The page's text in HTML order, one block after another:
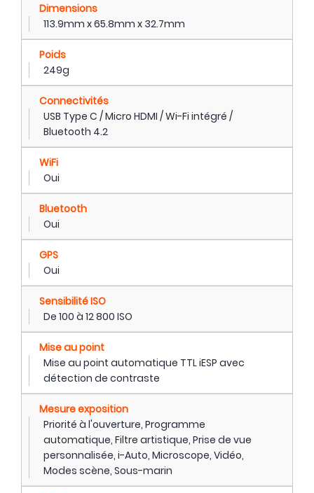
Dimensions
113.9mm x 65.8mm x 32.7mm
Poids
249g
Connectivités
USB Type C / Micro HDMI / Wi-Fi intégré /
Bluetooth 4.2
WiFi
Oui
Bluetooth
Oui
GPS
Oui
Sensibilité ISO
De 100 à 12 800 ISO
Mise au point
Mise au point automatique TTL iESP avec
détection de contraste
Mesure exposition
Priorité à l'ouverture, Programme
automatique, Filtre artistique, Prise de vue
personnalisée, i-Auto, Microscope, Vidéo,
Modes scène, Sous-marin